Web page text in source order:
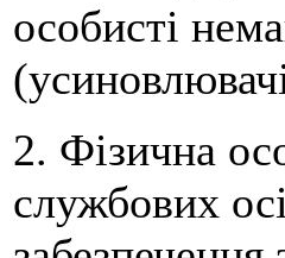
особисті
2. Фізична
службових